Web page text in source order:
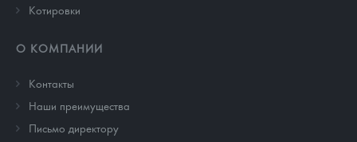
Котировки
О КОМПАНИИ
Контакты
Наши преимущества
Письмо директору